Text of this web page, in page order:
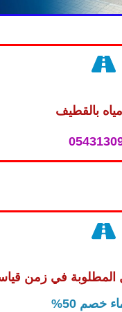
بالقطيف
المطلوبة في زمن
خصم 50%